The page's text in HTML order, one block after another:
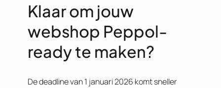
Klaar om jouw
webshop Peppol-
ready te maken?
De deadline van 1 januari 2026 komt sneller